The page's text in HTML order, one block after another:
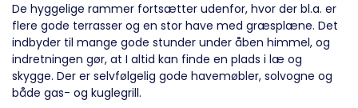
De hyggelige rammer fortsætter udenfor, hvor der bl.a. er
flere gode terrasser og en stor have med græsplæne. Det
indbyder til mange gode stunder under åben himmel, og
indretningen gør, at I altid kan finde en plads i læ og
skygge. Der er selvfølgelig gode havemøbler, solvogne og
både gas- og kuglegrill.